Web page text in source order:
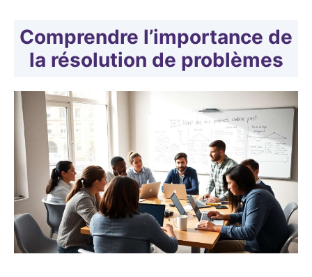
Comprendre l’importance de
la résolution de problèmes